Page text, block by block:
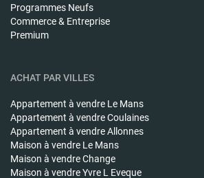
Programmes Neufs
Commerce & Entreprise
Premium
ACHAT PAR VILLES
Appartement à vendre Le Mans
Appartement à vendreCoulaines
Appartement à vendreAllonnes
Maison à vendre Le Mans
Maison à vendreChange
Maison à vendreYvre L Eveque